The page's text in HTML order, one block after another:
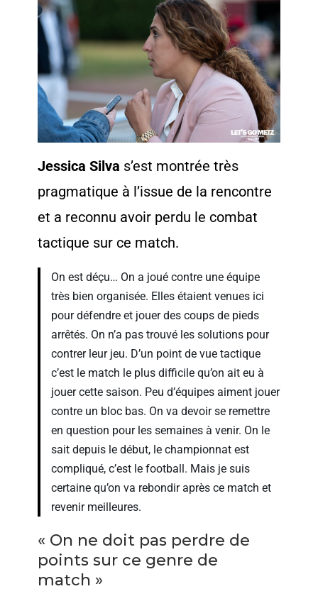
Jessica Silva s’est montrée très
pragmatique à l’issue de la rencontre
et a reconnu avoir perdu le combat
tactique sur ce match.
On est déçu… On a joué contre une équipe
très bien organisée. Elles étaient venues ici
pour défendre et jouer des coups de pieds
arrêtés. On n’a pas trouvé les solutions pour
contrer leur jeu. D’un point de vue tactique
c’est le match le plus difficile qu’on ait eu à
jouer cette saison. Peu d’équipes aiment jouer
contre un bloc bas. On va devoir se remettre
en question pour les semaines à venir. On le
sait depuis le début, le championnat est
compliqué, c’est le football. Mais je suis
certaine qu’on va rebondir après ce match et
revenir meilleures.
« On ne doit pas perdre de
points sur ce genre de
match »